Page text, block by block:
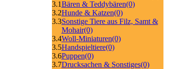
3.1Bären & Teddybären(0)
3.2Hunde & Katzen(0)
3.3Sonstige Tiere aus Filz, Samt &
Mohair(0)
3.4Woll-Miniaturen(0)
3.5Handspieltiere(0)
3.6Puppen(0)
3.7Drucksachen & Sonstiges(0)